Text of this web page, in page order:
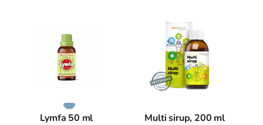
Lymfa 50 ml Multi sirup, 200 ml